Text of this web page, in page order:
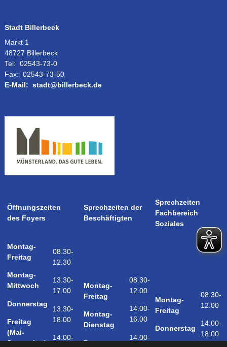
Stadt Billerbeck
Markt 1
48727 Billerbeck
Tel: 02543-73-0
Fax: 02543-73-50
E-Mail: stadt@billerbeck.de
Öffnungszeiten
des Foyers
Sprechzeiten der
Beschäftigten
Sprechzeiten
Fachbereich
Soziales
Montag-
Freitag
Montag-
Mittwoch
Donnerstag
Freitag
(Mai-
September)
08.30-
12.30
13.30-
17.00
13.30-
18.00
14.00-
Montag-
Freitag
Montag-
Dienstag
Donnerstag
08.30-
12.00
14.00-
16.00
14.00-
Montag-
Freitag
Donnerstag
08.30-
12.00
14.00-
18.00